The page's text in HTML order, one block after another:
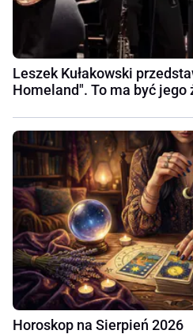
Leszek Kułakowski
Homeland". To ma być jego
Horoskop na Sierpień 2026